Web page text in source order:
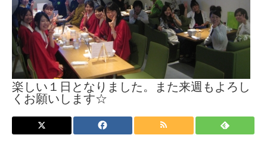
楽しい１日となりました。また来週もよろし
くお願いします☆